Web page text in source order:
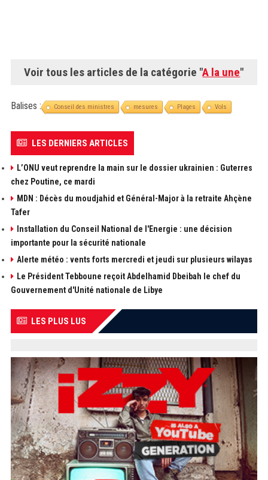
Voir tous les articles de la catégorie "A la une"
Balises : Conseil des ministres mesures Plages Vols
LES DERNIERS ARTICLES
L’ONU veut reprendre la main sur le dossier ukrainien : Guterres
chez Poutine, ce mardi
MDN : Décès du moudjahid et Général-Major à la retraite Ahçène
Tafer
Installation du Conseil National de l'Energie : une décision
importante pour la sécurité nationale
Alerte météo : vents forts mercredi et jeudi sur plusieurs wilayas
Le Président Tebboune reçoit Abdelhamid Dbeibah le chef du
Gouvernement d'Unité nationale de Libye
LES PLUS LUS